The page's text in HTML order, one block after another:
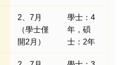
2、7月
（學士僅
開2月）
學士：4
年，碩
士：2年